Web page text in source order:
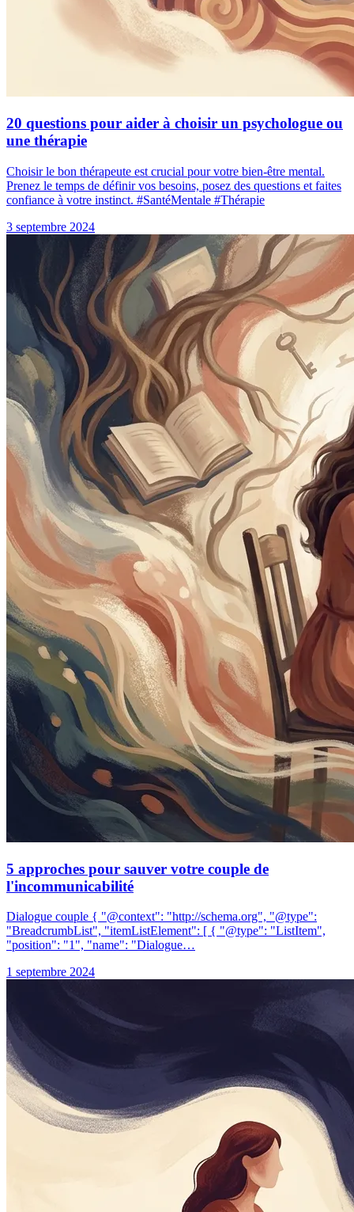
20 questions pour aider à choisir un psychologue ou
une thérapie
Choisir le bon thérapeute est crucial pour votre bien-être mental.
Prenez le temps de définir vos besoins, posez des questions et faites
confiance à votre instinct. #SantéMentale #Thérapie
3 septembre 2024
5 approches pour sauver votre couple de
l'incommunicabilité
Dialogue couple { "@context": "http://schema.org", "@type":
"BreadcrumbList", "itemListElement": [ { "@type": "ListItem",
"position": "1", "name": "Dialogue…
1 septembre 2024